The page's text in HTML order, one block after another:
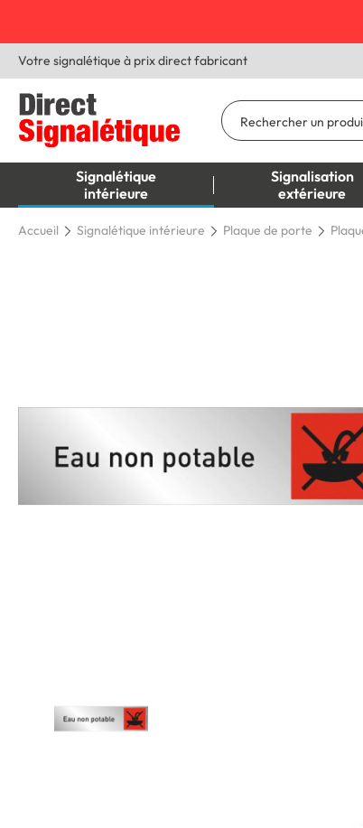
Votre signalétique à prix direct fabricant
Signalétique
intérieure
Signalisation
extérieure
Accueil Signalétique intérieure Plaque de porte